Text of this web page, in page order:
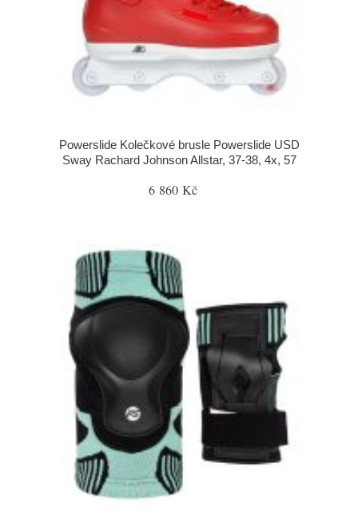
Powerslide Kolečkové brusle Powerslide USD
Sway Rachard Johnson Allstar, 37-38, 4x, 57
6 860 Kč